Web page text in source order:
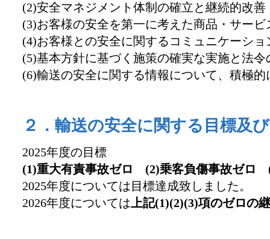
(2)安全マネジメント体制の確立と継続的改善
(3)お客様の安全を第一に考えた商品・サービ
(4)お客様との安全に関するコミュニケーショ
(5)基本方針に基づく施策の確実な実施と法令
(6)輸送の安全に関する情報について、積極的
２．輸送の安全に関する目標及
2025年度の目標
(1)重大有責事故ゼロ (2)乗客負傷事故ゼロ
2025年度については目標達成致しました。
2026年度については上記(1)(2)(3)項のゼロの